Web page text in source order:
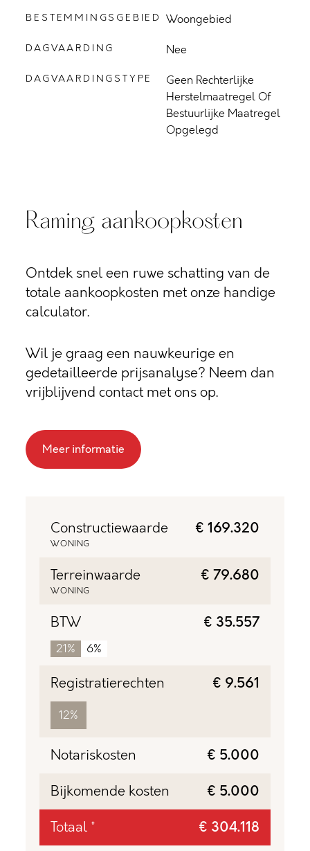
BESTEMMINGSGEBIED Woongebied
DAGVAARDING Nee
DAGVAARDINGSTYPE
Geen Rechterlijke
Herstelmaatregel Of
Bestuurlijke Maatregel
Opgelegd
Raming aankoopkosten
Ontdek snel een ruwe schatting van de
totale aankoopkosten met onze handige
calculator.
Wil je graag een nauwkeurige en
gedetailleerde prijsanalyse? Neem dan
vrijblijvend contact met ons op.
Meer informatie
Constructiewaarde
WONING
€ 169.320
Terreinwaarde
WONING
€ 79.680
BTW
21% 6%
€ 35.557
Registratierechten
12%
€ 9.561
Notariskosten
€ 5.000
Bijkomende kosten
€ 5.000
Totaal *
€ 304.118